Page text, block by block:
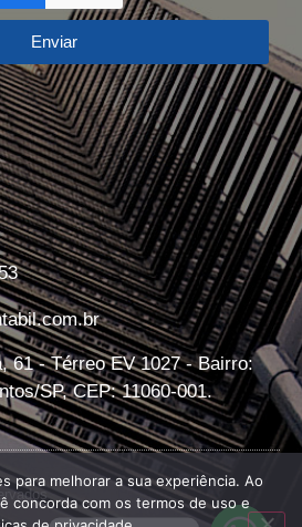
Enviar
61 - Térreo EV 1027 - Bairro:
SP, CEP: 11060-001.
para melhorar a sua experiência. Ao
concorda com os termos de uso e